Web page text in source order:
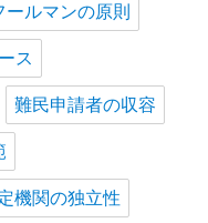
ルマンの原則
ス
難民申請者の収容
機関の独立性